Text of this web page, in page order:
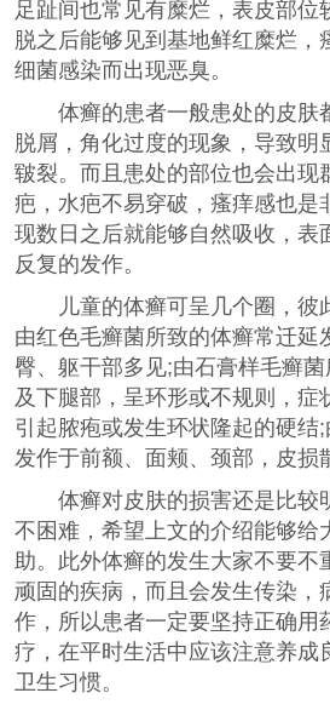
足趾间也常见有糜烂，表皮部位
脱之后能够见到基地鲜红糜烂，
细菌感染而出现恶臭。
体癣的患者一般患处的皮肤
脱屑，角化过度的现象，导致明
皲裂。而且患处的部位也会出现
疤，水疤不易穿破，瘙痒感也是
现数日之后就能够自然吸收，表
反复的发作。
儿童的体癣可呈几个圈，彼此
由红色毛癣菌所致的体癣常迁延
臀、躯干部多见;由石膏样毛癣
及下腿部，呈环形或不规则，症
引起脓疱或发生环状隆起的硬结
发作于前额、面颊、颈部，皮损
体癣对皮肤的损害还是比较
不困难，希望上文的介绍能够给
助。此外体癣的发生大家不要不
顽固的疾病，而且会发生传染，
作，所以患者一定要坚持正确用
疗，在平时生活中应该注意养成
卫生习惯。